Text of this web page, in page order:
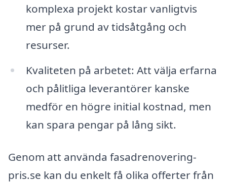
komplexa projekt kostar vanligtvis
mer på grund av tidsåtgång och
resurser.
Kvaliteten på arbetet: Att välja erfarna
och pålitliga leverantörer kanske
medför en högre initial kostnad, men
kan spara pengar på lång sikt.
Genom att använda fasadrenovering-
pris.se kan du enkelt få olika offerter från